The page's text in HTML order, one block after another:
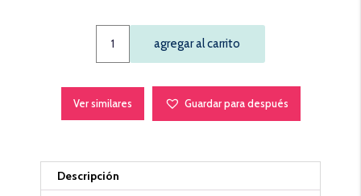
(otros)
agregar al carrito
Ver similares Guardar para después
Descripción